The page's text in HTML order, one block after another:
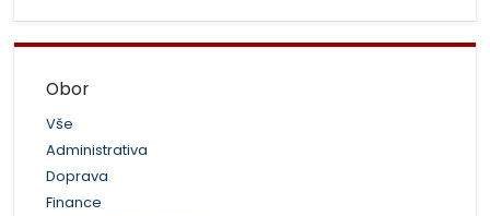
Obor
Vše
Administrativa
Doprava
Finance